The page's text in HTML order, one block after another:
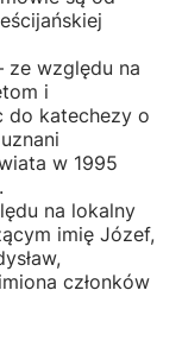
względu na
i
do katechezy o
w 1995
na lokalny
imię Józef,
członków